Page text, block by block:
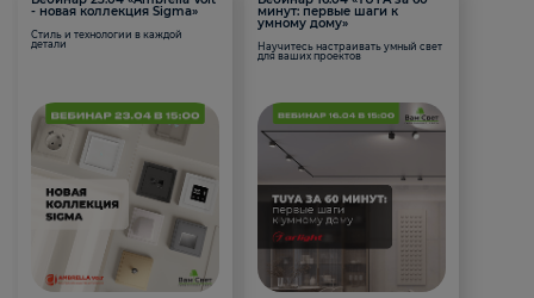
- новая коллекция Sigma»
Стиль и технологии в каждой
детали
минут: первые шаги к
умному дому»
Научитесь настраивать умный свет
для ваших проектов